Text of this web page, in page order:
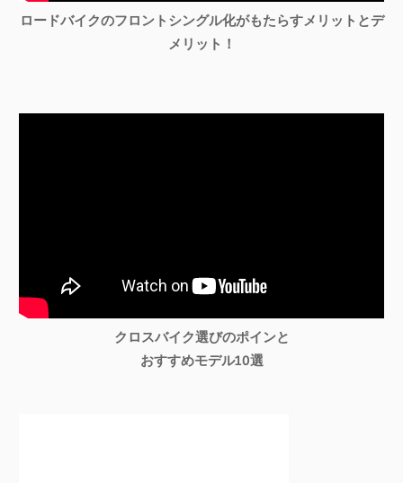
ロードバイクのフロントシングル化がもたらすメリットとデ
メリット！
クロスバイク選びのポインと
おすすめモデル10選